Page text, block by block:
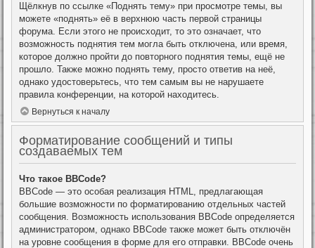
Щёлкнув по ссылке «Поднять тему» при просмотре темы, вы
можете «поднять» её в верхнюю часть первой страницы
форума. Если этого не происходит, то это означает, что
возможность поднятия тем могла быть отключена, или время,
которое должно пройти до повторного поднятия темы, ещё не
прошло. Также можно поднять тему, просто ответив на неё,
однако удостоверьтесь, что тем самым вы не нарушаете
правила конференции, на которой находитесь.
Вернуться к началу
Форматирование сообщений и типы
создаваемых тем
Что такое BBCode?
BBCode — это особая реализация HTML, предлагающая
большие возможности по форматированию отдельных частей
сообщения. Возможность использования BBCode определяется
администратором, однако BBCode также может быть отключён
на уровне сообщения в форме для его отправки. BBCode очень